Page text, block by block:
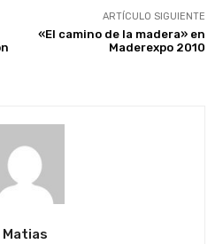
ARTÍCULO SIGUIENTE
«El camino de la madera» en
Maderexpo 2010
Matias